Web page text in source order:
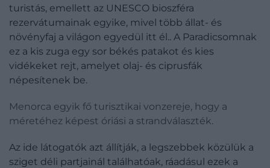
turistás, emellett az UNESCO bioszféra
rezervátumainak egyike, mivel több állat- és
növényfaj a világon egyedül itt él.. A Paradicsomnak
ez a kis zuga egy sor békés patakot és kies
vidékeket rejt, amelyet olaj- és ciprusfák
népesítenek be.
Menorca egyik fő turisztikai vonzereje, hogy a
méretéhez képest óriási a strandválaszték.
Az ide látogatók azt állítják, a legszebbek közülük a
sziget déli partjainál találhatóak, ráadásul ezek a